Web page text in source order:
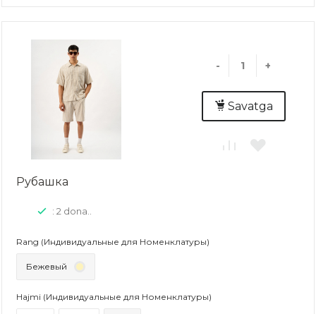
- +
Savatga
Рубашка
: 2 dona..
Rang (Индивидуальные для Номенклатуры)
Бежевый
Hajmi (Индивидуальные для Номенклатуры)